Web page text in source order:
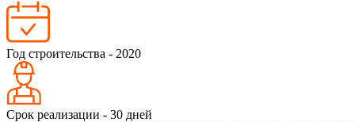
Год строительства - 2020
Срок реализации - 30 дней